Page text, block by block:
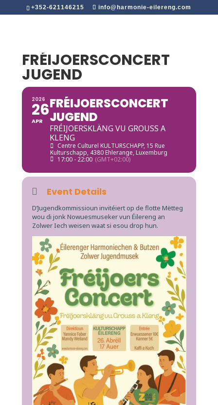
+352-621146215 info@harmonie-eilereng.com
FRÉIJOERSCONCERT
JUGEND
2026
26
APR
FRÉIJOERSCONCERT
JUGEND
FRÉIJOERSKLÄNG VU GROUSS A
KLENG
Centre Culturel KULTURSCHAPP, 15 Rue
Kulturschapp, 4380 Ehlerange, Luxemburg
17:00 - 22:00 (GMT+02:00)
Event Details
D’Jugendkommissioun invitéiert op de flotte Mëtteg
wou di jonk Nowuesmuseker vun Éilereng an
Zolwer Iech weisen waat si esou drop hun.